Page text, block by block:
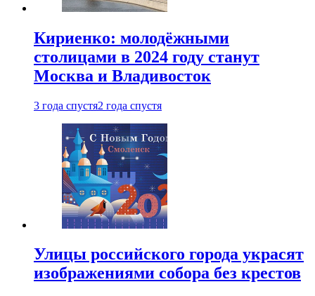
Кириенко: молодёжными
столицами в 2024 году станут
Москва и Владивосток
3 года спустя2 года спустя
Улицы российского города украсят
изображениями собора без крестов